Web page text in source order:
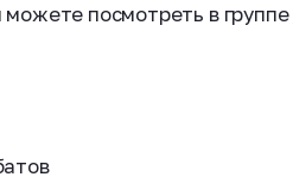
посмотреть в группе